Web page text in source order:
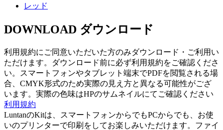
レッド
DOWNLOAD ダウンロード
利用規約にご同意いただいた方のみダウンロード・ご利用い
ただけます。ダウンロード前に必ず利用規約をご確認くださ
い。スマートフォンやタブレット端末でPDFを閲覧される場
合、CMYK形式のため実際の見え方と異なる可能性がござ
います。実際の色味はHPのサムネイルにてご確認ください
利用規約
LuntanのKitは、スマートフォンからでもPCからでも、お使
いのプリンターで印刷をしてお楽しみいただけます。ファイ